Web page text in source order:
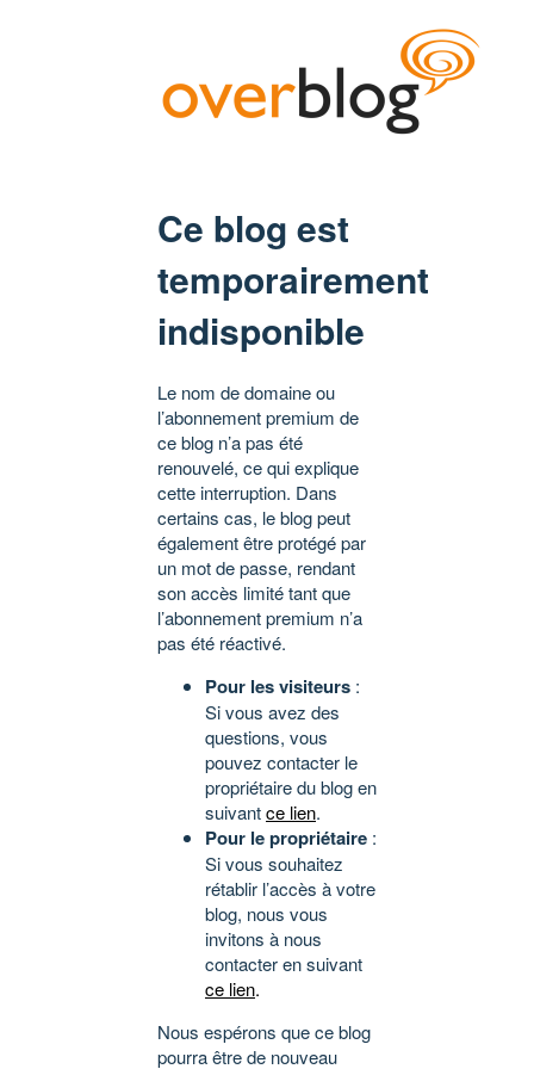
Ce blog est
temporairement
indisponible
Le nom de domaine ou
l’abonnement premium de
ce blog n’a pas été
renouvelé, ce qui explique
cette interruption. Dans
certains cas, le blog peut
également être protégé par
un mot de passe, rendant
son accès limité tant que
l’abonnement premium n’a
pas été réactivé.
Pour les visiteurs :
Si vous avez des
questions, vous
pouvez contacter le
propriétaire du blog en
suivantce lien.
Pour le propriétaire :
Si vous souhaitez
rétablir l’accès à votre
blog, nous vous
invitons à nous
contacter en suivant
ce lien.
Nous espérons que ce blog
pourra être de nouveau